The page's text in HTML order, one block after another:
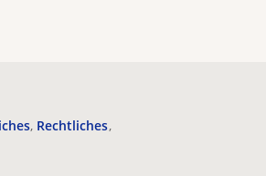
Rechtliches